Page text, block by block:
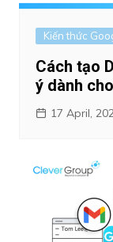
Kiến thức
Cách tạo
ý dành
17 April,